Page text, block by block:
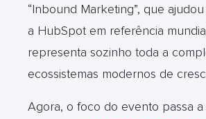
“Inbound Marketing”, que
a HubSpot em referência
representa sozinho toda a
ecossistemas modernos de
Agora, o foco do evento passa